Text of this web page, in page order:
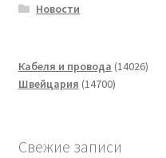
Новости
Кабеля и провода 1402614026
Швейцария 1470014700
Свежие записи